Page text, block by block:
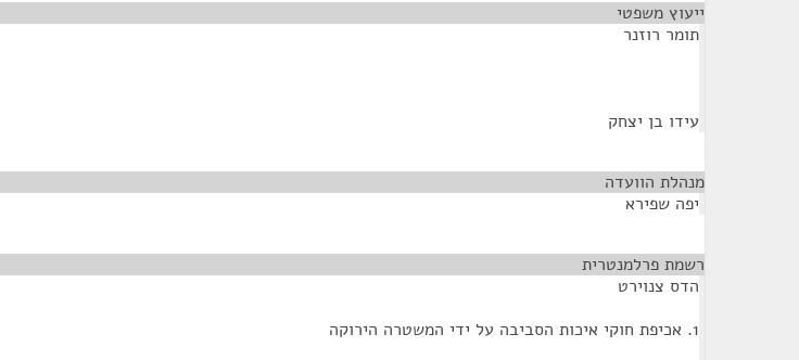
ייעוץ משפטי
תומר רוזנר
עידו בן יצחק
מנהלת הוועדה
יפה שפירא
רשמת פרלמנטרית
הדס צנוירט
1. אכיפת חוקי איכות הסביבה על ידי המשטרה הירוקה